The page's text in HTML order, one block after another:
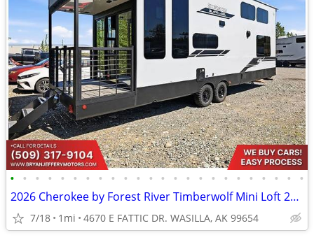
• • • • • • • • • • • • • • • • • • • • • • • •
2026 Cherokee by Forest River Timberwolf Mini Loft 20OGBL - $917/mo
7/18 1mi 4670 E FATTIC DR. WASILLA, AK 99654